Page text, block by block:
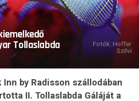
Tollaslabda
Fotók: Hoffer
Szilvi
Inn by Radisson szállodában
II. Tollaslabda Gáláját a